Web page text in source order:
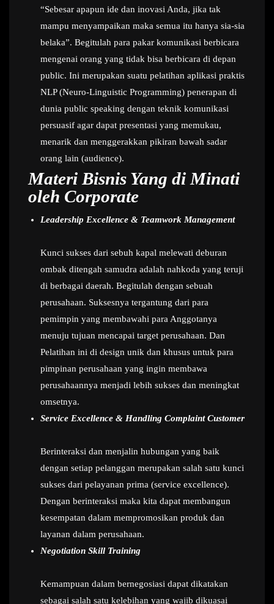
“Sebesar apapun ide dan inovasi Anda, jika tak
mampu menyampaikan maka semua itu hanya sia-sia
belaka”. Begitulah para pakar komunikasi berbicara
mengenai orang yang tidak bisa berbicara di depan
public. Ini merupakan suatu pelatihan aplikasi praktis
NLP (Neuro-Linguistic Programming) penerapan di
dunia public speaking dengan teknik komunikasi
persuasif agar dapat presentasi yang memukau,
menarik dan menggerakkan pikiran bawah sadar
orang lain (audience).
Materi Bisnis Yang di Minati
oleh Corporate
Leadership Excellence & Teamwork Management
Kunci sukses dari sebuh kapal melewati deburan
ombak ditengah samudra adalah nahkoda yang teruji
di berbagai daerah. Begitulah dengan sebuah
perusahaan. Suksesnya tergantung dari para
pemimpin yang membawahi para Anggotanya
menuju tujuan mencapai target perusahaan. Dan
Pelatihan ini di design unik dan khusus untuk para
pimpinan perusahaan yang ingin membawa
perusahaannya menjadi lebih sukses dan meningkat
omsetnya.
Service Excellence & Handling Complaint Customer
Berinteraksi dan menjalin hubungan yang baik
dengan setiap pelanggan merupakan salah satu kunci
sukses dari pelayanan prima (service excellence).
Dengan berinteraksi maka kita dapat membangun
kesempatan dalam mempromosikan produk dan
layanan dalam perusahaan.
Negotiation Skill Training
Kemampuan dalam bernegosiasi dapat dikatakan
sebagai salah satu kelebihan yang wajib dikuasai